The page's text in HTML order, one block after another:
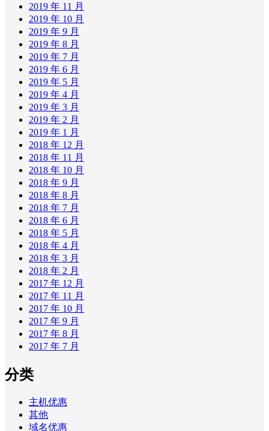
2019 年 11 月
2019 年 10 月
2019 年 9 月
2019 年 8 月
2019 年 7 月
2019 年 6 月
2019 年 5 月
2019 年 4 月
2019 年 3 月
2019 年 2 月
2019 年 1 月
2018 年 12 月
2018 年 11 月
2018 年 10 月
2018 年 9 月
2018 年 8 月
2018 年 7 月
2018 年 6 月
2018 年 5 月
2018 年 4 月
2018 年 3 月
2018 年 2 月
2017 年 12 月
2017 年 11 月
2017 年 10 月
2017 年 9 月
2017 年 8 月
2017 年 7 月
分类
主机优惠
其他
域名优惠